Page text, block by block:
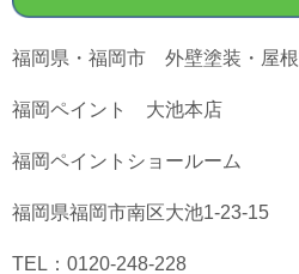
福岡県・福岡市 外壁塗装・屋
福岡ペイント 大池本店
福岡ペイントショールーム
福岡県福岡市南区大池1-23-15
TEL：0120-248-228